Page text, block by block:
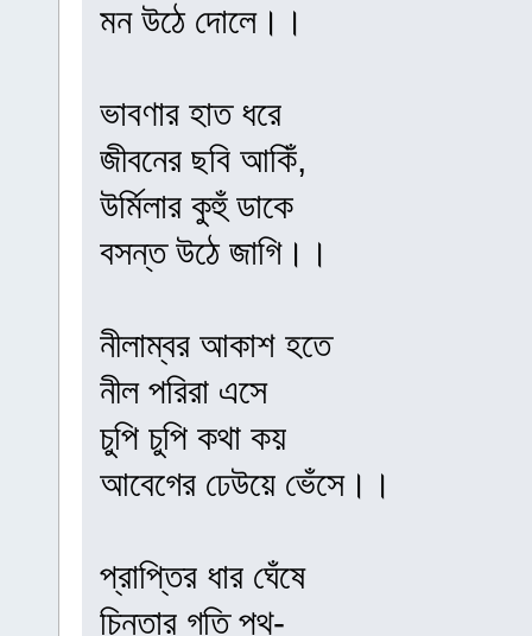
মন উঠে দোলে।।
ভাবণার হাত ধরে
জীবনের ছবি আকিঁ,
উর্মিলার কুহুঁ ডাকে
বসন্ত উঠে জাগি।।
নীলাম্বর আকাশ হতে
নীল পরিরা এসে
চুপি চুপি কথা কয়
আবেগের ঢেউয়ে ভেঁসে।।
প্রাপ্তির ধার ঘেঁষে
চিন্তার গতি পথ-